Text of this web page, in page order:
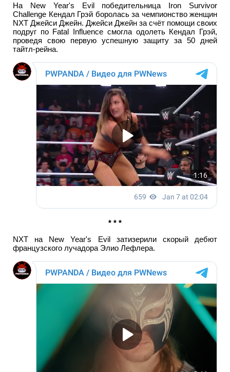
На New Year's Evil победительница Iron Survivor
Challenge Кендал Грэй боролась за чемпионство женщин
NXT Джейси Джейн. Джейси Джейн за счёт помощи своих
подруг по Fatal Influence смогла одолеть Кендал Грэй,
проведя свою первую успешную защиту за 50 дней
тайтл-рейна.
* * *
NXT на New Year's Evil затизерили скорый дебют
французского лучадора Элио Лефлера.